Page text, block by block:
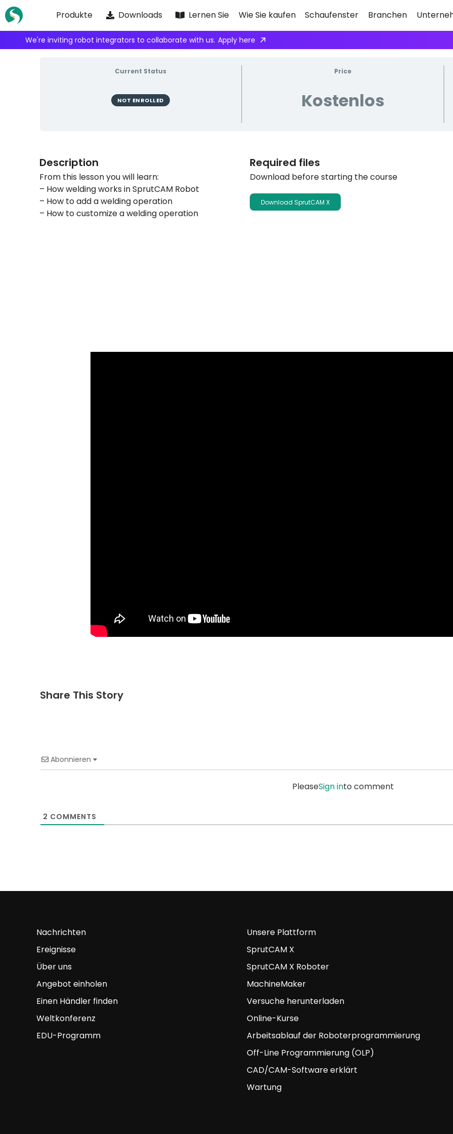
Zum
Inhalt
springen
Produkte Downloads Lernen Sie Wie Sie kaufen Schaufenster Branchen
We're inviting robot integrators to collaborate with us. Apply here
Current Status
NOT ENROLLED
Price
Kostenlos
Description
From this lesson you will learn:
– How welding works in SprutCAM Robot
– How to add a welding operation
– How to customize a welding operation
Required files
Download before starting the course
Download SprutCAM X
Share This Story
Abonnieren
PleaseSign into comment
2 COMMENTS
Nachrichten
Ereignisse
Über uns
Angebot einholen
Einen Händler finden
Weltkonferenz
EDU-Programm
Unsere Plattform
SprutCAM X
SprutCAM X Roboter
MachineMaker
Versuche herunterladen
Online-Kurse
Arbeitsablauf der Roboterprogrammierung
Off-Line Programmierung (OLP)
CAD/CAM-Software erklärt
Wartung